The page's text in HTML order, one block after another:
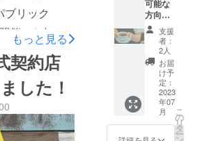
の状況によ
のご案内も
店、電話
または、
のメッ
付けており
・
す！観戦ご
以降で席の
す！多くの
ただきたい
合により1~2
席、3名様~
案内になり
ブリック
催のお知ら
(土) 19時よ
ァンフォー
ユナイテッ
します。観
16時以降で
もっと見る
契約店
した！
す。
可能な
方向け/
お気持
ちプラ
ン】
3000円
のご支
援に対
し、ド
リンク
の中か
ら1杯を
せめて
支援
者：
2人
お届
け予
定：
2023
年07
月
こ
の
リ
タ
ー